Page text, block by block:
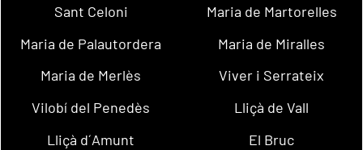
Sant Celoni
Maria de Martorelles
Maria de Palautordera
Maria de Miralles
Maria de Merlès
Viver i Serrateix
Vilobí del Penedès
Lliçà de Vall
Lliçà d´Amunt
El Bruc